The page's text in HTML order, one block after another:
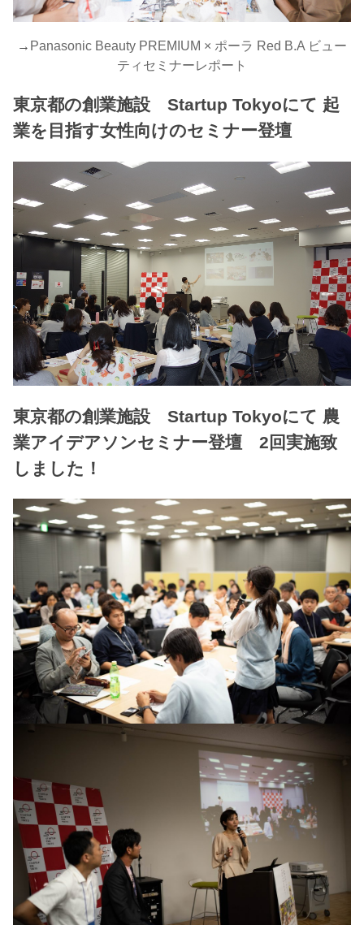
→ Panasonic Beauty PREMIUM × ポーラ Red B.A ビュー
ティセミナーレポート
東京都の創業施設 Startup Tokyoにて 起
業を目指す女性向けのセミナー登壇
東京都の創業施設 Startup Tokyoにて 農
業アイデアソンセミナー登壇 2回実施致
しました！